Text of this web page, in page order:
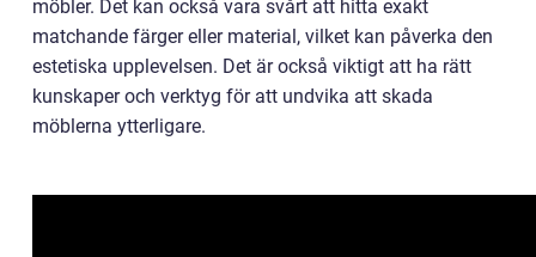
möbler. Det kan också vara svårt att hitta exakt
matchande färger eller material, vilket kan påverka den
estetiska upplevelsen. Det är också viktigt att ha rätt
kunskaper och verktyg för att undvika att skada
möblerna ytterligare.